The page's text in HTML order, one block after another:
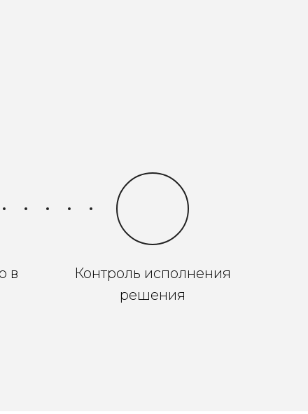
в
Контроль исполнения
решения